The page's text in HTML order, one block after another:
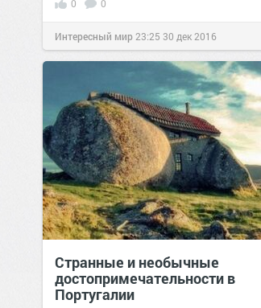
0 0
Интересный мир 23:25 30 дек 2016
Странные и необычные
достопримечательности в
Португалии